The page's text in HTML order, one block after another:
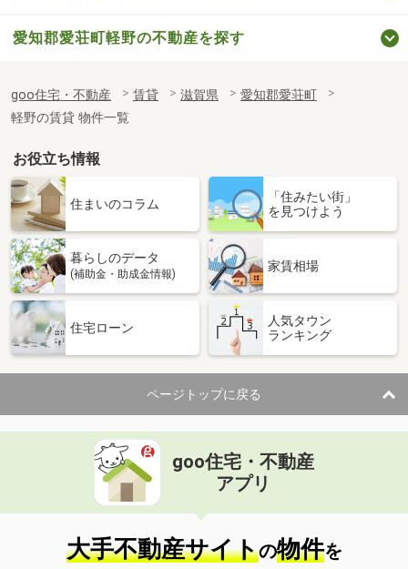
愛知郡愛荘町軽野の不動産を探す
goo住宅・不動産 賃貸 滋賀県
愛知郡愛荘町
軽野の賃貸 物件一覧
お役立ち情報
住まいのコラム
「住みたい街」
を見つけよう
暮らしのデータ
(補助金・助成金情報)
家賃相場
住宅ローン
人気タウン
ランキング
ページトップに戻る
goo住宅・不動産
アプリ
大手不動産サイトの物件を